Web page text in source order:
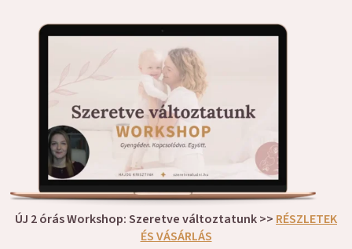
ÚJ 2 órás Workshop: Szeretve változtatunk >> RÉSZLETEK
ÉS VÁSÁRLÁS